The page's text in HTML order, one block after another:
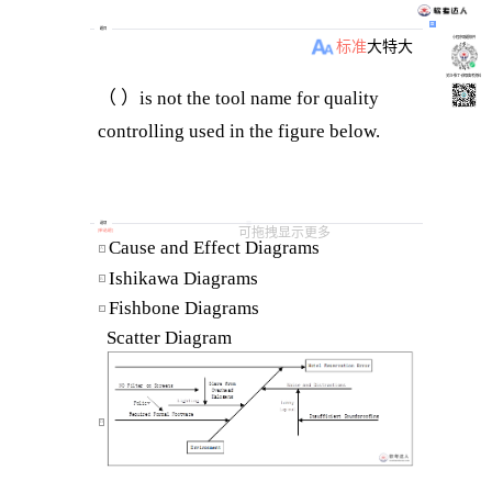
题目
标准大特大
（ ）is not the tool name for quality
controlling used in the figure below.
可拖拽显示更多
选项
单选题
A Cause and Effect Diagrams
B Ishikawa Diagrams
C Fishbone Diagrams
D
Scatter Diagram
小程序刷题软件
关注“柴丁”获取备考资料